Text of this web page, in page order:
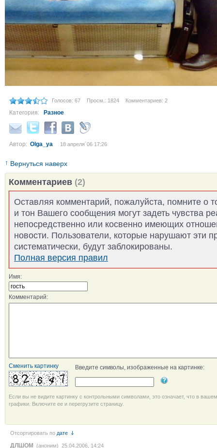
Голосов: 67 Просм.: 1824 Комментариев: 2
Категория: Разное
Автор: Olga_ya 18 апреля´06 17:26
↑ Вернуться наверх
Комментариев (2)
Оставляя комментарий, пожалуйста, помните о
и тон Вашего сообщения могут задеть чувства
непосредственно или косвенно имеющих
новости. Пользователи, которые нарушают эти
систематически, будут заблокированы.
Полная версия правил
Имя:
Комментарий:
Сменить картинку Введите символы, изображенные на картинке:
Если вы не видите картинку с контрольными символами, это означает, что в
графики. Включите ее и перегрузите страницу.
Отсортировать по дате
ДЛШОМ (аноним) 25.04.2006, 14:24